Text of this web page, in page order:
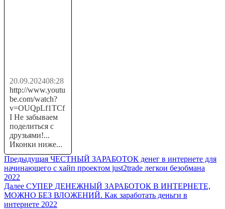
20.09.202408:28
http://www.youtu
be.com/watch?
v=OUQpLf1TCf
I Не забываем
поделиться с
друзьями!...
Иконки ниже...
Навигация
по
записям
Предыдущая Предыдущая
запись:
ЧЕСТНЫЙ ЗАРАБОТОК денег в интернете для
начинающего с хайп проектом just2trade легкои безобмана
2022
Далее Следующая
запись:
СУПЕР ДЕНЕЖНЫЙ ЗАРАБОТОК В ИНТЕРНЕТЕ,
МОЖНО БЕЗ ВЛОЖЕНИЙ. Как заработать деньги в
интернете 2022